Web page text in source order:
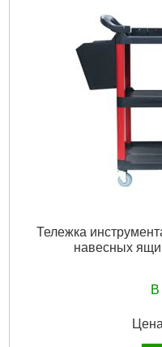
Время освещения:
Аккумулятор: Li-Ion 2200
Световой поток:
Габариты упаковки:
420 г
Тележка
навесных
В